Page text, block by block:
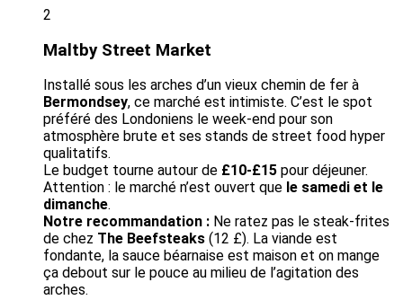
2
Maltby Street Market
Installé sous les arches d’un vieux chemin de fer à
Bermondsey, ce marché est intimiste. C’est le spot
préféré des Londoniens le week-end pour son
atmosphère brute et ses stands de street food hyper
qualitatifs.
Le budget tourne autour de £10-£15 pour déjeuner.
Attention : le marché n’est ouvert que le samedi et le
dimanche.
Notre recommandation : Ne ratez pas le steak-frites
de chez The Beefsteaks (12 £). La viande est
fondante, la sauce béarnaise est maison et on mange
ça debout sur le pouce au milieu de l’agitation des
arches.